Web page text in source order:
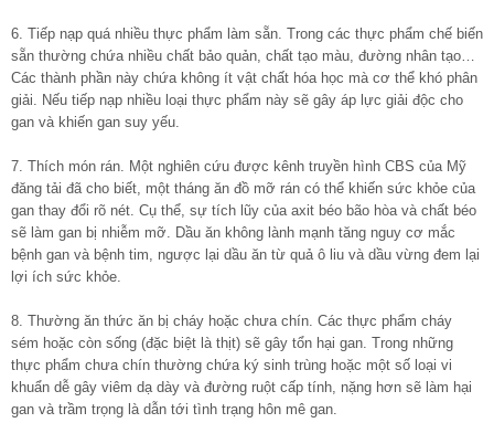
6. Tiếp nạp quá nhiều thực phẩm làm sẵn. Trong các thực phẩm chế biến
sẵn thường chứa nhiều chất bảo quản, chất tạo màu, đường nhân tạo…
Các thành phần này chứa không ít vật chất hóa học mà cơ thể khó phân
giải. Nếu tiếp nạp nhiều loại thực phẩm này sẽ gây áp lực giải độc cho
gan và khiến gan suy yếu.
7. Thích món rán. Một nghiên cứu được kênh truyền hình CBS của Mỹ
đăng tải đã cho biết, một tháng ăn đồ mỡ rán có thể khiến sức khỏe của
gan thay đổi rõ nét. Cụ thể, sự tích lũy của axit béo bão hòa và chất béo
sẽ làm gan bị nhiễm mỡ. Dầu ăn không lành mạnh tăng nguy cơ mắc
bệnh gan và bệnh tim, ngược lại dầu ăn từ quả ô liu và dầu vừng đem lại
lợi ích sức khỏe.
8. Thường ăn thức ăn bị cháy hoặc chưa chín. Các thực phẩm cháy
sém hoặc còn sống (đặc biệt là thịt) sẽ gây tổn hại gan. Trong những
thực phẩm chưa chín thường chứa ký sinh trùng hoặc một số loại vi
khuẩn dễ gây viêm dạ dày và đường ruột cấp tính, nặng hơn sẽ làm hại
gan và trầm trọng là dẫn tới tình trạng hôn mê gan.